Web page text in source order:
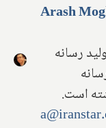
Arash
رسانه
و مدیریت تولید بیش ۹ رسانه
است.